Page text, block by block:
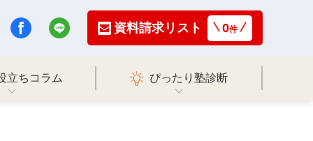
資料請求リスト 0件
立ちコラム ぴったり塾診断